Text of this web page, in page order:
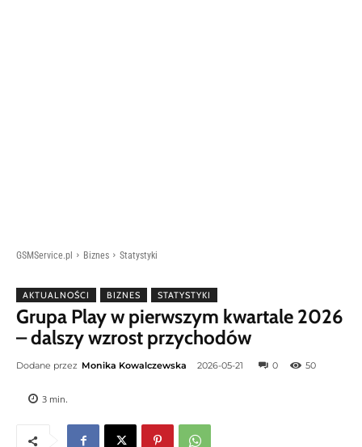
GSMService.pl Biznes Statystyki
AKTUALNOŚCI BIZNES STATYSTYKI
Grupa Play w pierwszym kwartale 2026
– dalszy wzrost przychodów
Dodane przez Monika Kowalczewska 2026-05-21 0 50
3 min.